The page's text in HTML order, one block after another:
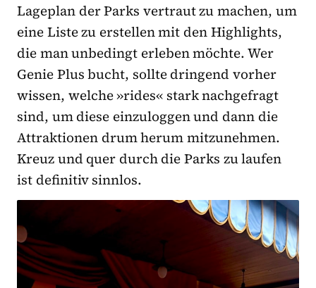
Lageplan der Parks vertraut zu machen, um
eine Liste zu erstellen mit den Highlights,
die man unbedingt erleben möchte. Wer
Genie Plus bucht, sollte dringend vorher
wissen, welche »rides« stark nachgefragt
sind, um diese einzuloggen und dann die
Attraktionen drum herum mitzunehmen.
Kreuz und quer durch die Parks zu laufen
ist definitiv sinnlos.